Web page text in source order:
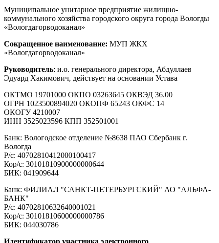
Муниципальное унитарное предприятие жилищно-
коммунального хозяйства городского округа города Вологды
«Вологдагорводоканал»
Сокращенное наименование: МУП ЖКХ
«Вологдагорводоканал»
Руководитель: и.о. генерального директора, Абдуллаев
Эдуард Хакимович, действует на основании Устава
ОКТМО 19701000 ОКПО 03263645 ОКВЭД 36.00
ОГРН 1023500894020 ОКОПФ 65243 ОКФС 14
ОКОГУ 4210007
ИНН 3525023596 КПП 352501001
Банк: Вологодское отделение №8638 ПАО Сбербанк г.
Вологда
Р/с: 40702810412000100417
Кор/с: 30101810900000000644
БИК: 041909644
Банк: ФИЛИАЛ "САНКТ-ПЕТЕРБУРГСКИЙ" АО "АЛЬФА-
БАНК"
Р/с: 40702810632640001021
Кор/с: 30101810600000000786
БИК: 044030786